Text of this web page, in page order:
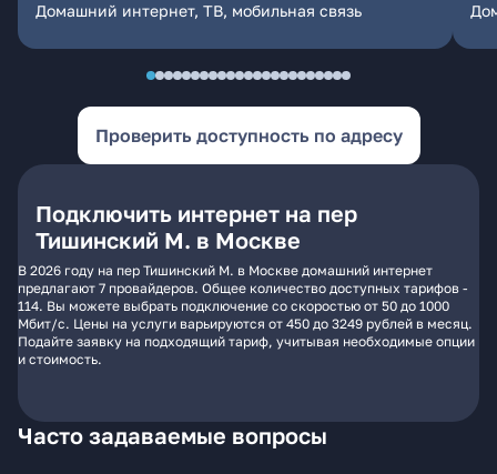
Домашний интернет, ТВ, мобильная связь
Проверить доступность по адресу
Подключить интернет на пер
Тишинский М. в Москве
В 2026 году на пер Тишинский М. в Москве домашний интернет
предлагают 7 провайдеров. Общее количество доступных тарифов -
114. Вы можете выбрать подключение со скоростью от 50 до 1000
Мбит/с. Цены на услуги варьируются от 450 до 3249 рублей в месяц.
Подайте заявку на подходящий тариф, учитывая необходимые опции
и стоимость.
Часто задаваемые вопросы